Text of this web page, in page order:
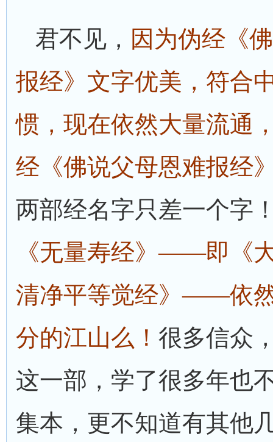
君不见， 因为伪经《
报经》文字优美，符合
惯，现在依然大量流通
经《佛说父母恩难报经
两部经名字只差一个字
《无量寿经》——即《
清净平等觉经》——依
分的江山么！ 很多信众
这一部，学了很多年也
集本，更不知道有其他